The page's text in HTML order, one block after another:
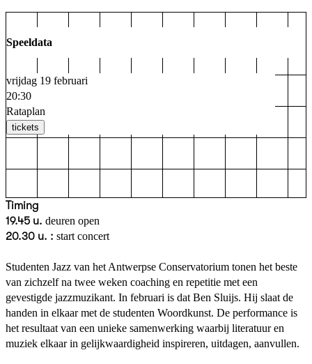
Speeldata
vrijdag 19 februari
20:30
Rataplan
tickets
Timing
19.45 u. deuren open
20.30 u. : start concert
Studenten Jazz van het Antwerpse Conservatorium tonen het beste
van zichzelf na twee weken coaching en repetitie met een
gevestigde jazzmuzikant. In februari is dat Ben Sluijs. Hij slaat de
handen in elkaar met de studenten Woordkunst. De performance is
het resultaat van een unieke samenwerking waarbij literatuur en
muziek elkaar in gelijkwaardigheid inspireren, uitdagen, aanvullen.